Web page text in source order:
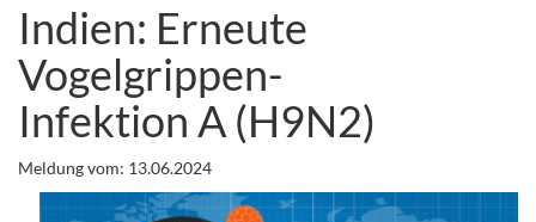
Indien: Erneute
Vogelgrippen-
Infektion A (H9N2)
Meldung vom: 13.06.2024